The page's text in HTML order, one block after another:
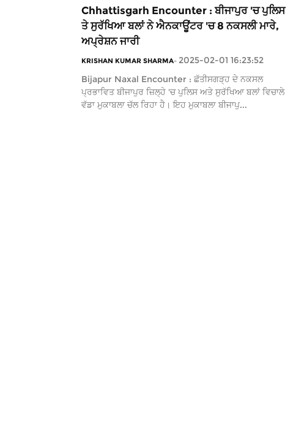
Chhattisgarh Encounter : ਬੀਜਾਪੁਰ 'ਚ ਪੁਲਿਸ
ਤੇ ਸੁਰੱਖਿਆ ਬਲਾਂ ਨੇ ਐਨਕਾਊਂਟਰ 'ਚ 8 ਨਕਸਲੀ ਮਾਰੇ,
ਅਪ੍ਰੇਸ਼ਨ ਜਾਰੀ
KRISHAN KUMAR SHARMA- 2025-02-01 16:23:52
Bijapur Naxal Encounter : ਛੱਤੀਸਗੜ੍ਹ ਦੇ ਨਕਸਲ
ਪ੍ਰਭਾਵਿਤ ਬੀਜਾਪੁਰ ਜ਼ਿਲ੍ਹੇ 'ਚ ਪੁਲਿਸ ਅਤੇ ਸੁਰੱਖਿਆ ਬਲਾਂ ਵਿਚਾਲੇ
ਵੱਡਾ ਮੁਕਾਬਲਾ ਚੱਲ ਰਿਹਾ ਹੈ। ਇਹ ਮੁਕਾਬਲਾ ਬੀਜਾਪੁ...